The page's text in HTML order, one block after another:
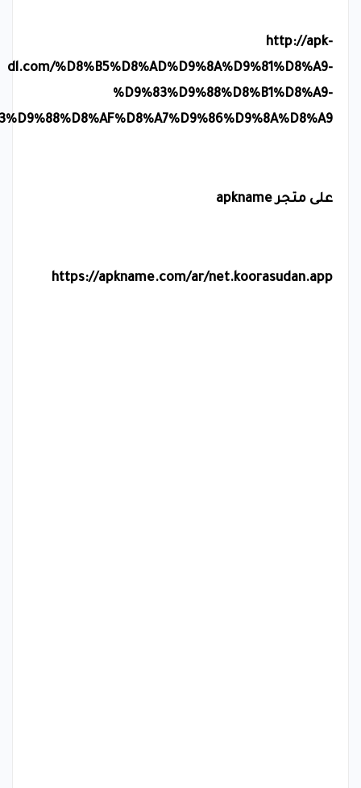
http://apk-
dl.com/%D8%B5%D8%AD%D9%8A%D9%81%D8%A9-
%D9%83%D9%88%D8%B1%D8%A9-
على متجرapkname
https://apkname.com/ar/net.koorasudan.app